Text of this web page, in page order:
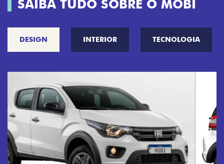
SAIBA TUDO SOBRE O MOBI
DESIGN INTERIOR TECNOLOGIA